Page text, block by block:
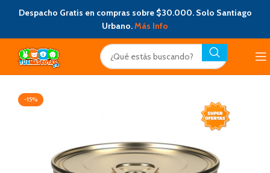
Despacho Gratis en compras sobre $30.000. Solo Santiago
Urbano.Más Info
-15%